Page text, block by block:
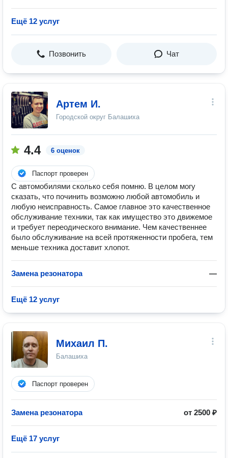
Ещё 12 услуг
Позвонить Чат
Артем И.
Городской округ Балашиха
4.4 6 оценок
Паспорт проверен
С автомобилями сколько себя помню. В целом могу
сказать, что починить возможно любой автомобиль и
любую неисправность. Самое главное это качественное
обслуживание техники, так как имущество это движемое
и требует переодического внимание. Чем качественнее
было обслуживание на всей протяженности пробега, тем
меньше техника доставит хлопот.
Замена резонатора —
Ещё 12 услуг
Михаил П.
Балашиха
Паспорт проверен
Замена резонатора от 2500 ₽
Ещё 17 услуг